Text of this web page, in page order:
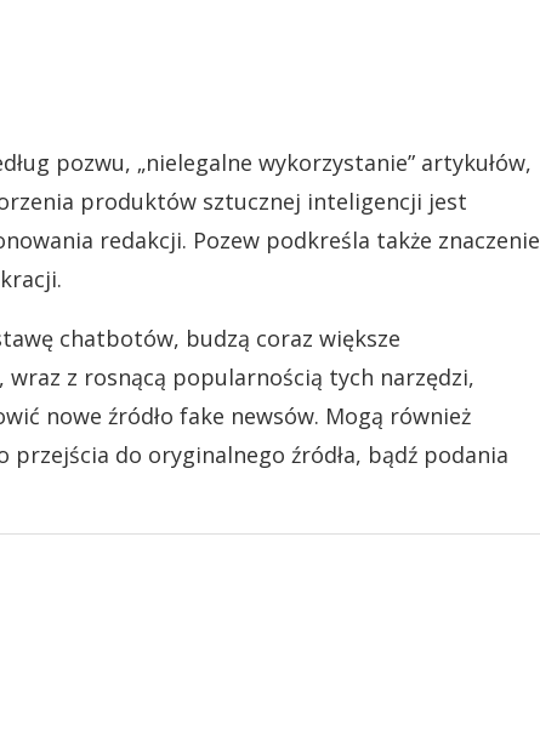
pozwu, „nielegalne wykorzystanie” artykułów,
produktów sztucznej inteligencji jest
redakcji. Pozew podkreśla także znaczenie
chatbotów, budzą coraz większe
wraz z rosnącą popularnością tych narzędzi,
nowe źródło fake newsów. Mogą również
do oryginalnego źródła, bądź podania